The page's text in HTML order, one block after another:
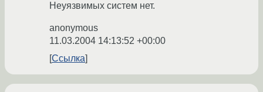
Неуязвимых систем нет.
anonymous
11.03.2004 14:13:52 +00:00
Ссылка